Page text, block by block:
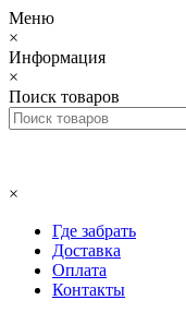
Меню
×
Информация
×
Поиск товаров
×
Где забрать
Доставка
Оплата
Контакты